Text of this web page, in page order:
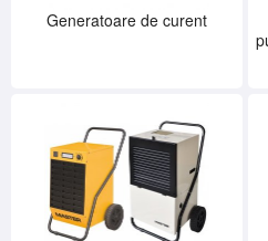
Generatoare de curent